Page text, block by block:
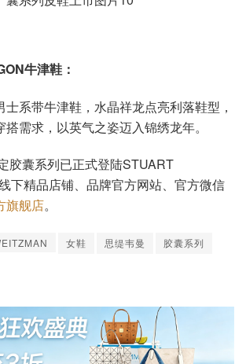
牛津鞋：
士系带牛津鞋，水晶祥龙点亮利落鞋型，
需求，以英气之姿迈入锦绣龙年。
胶囊系列已正式登陆STUART
下精品店铺、品牌官方网站、官方微信
旗舰店。
女鞋 思缇韦曼
胶囊系列